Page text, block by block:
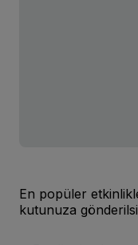
En popüler
kutunuza